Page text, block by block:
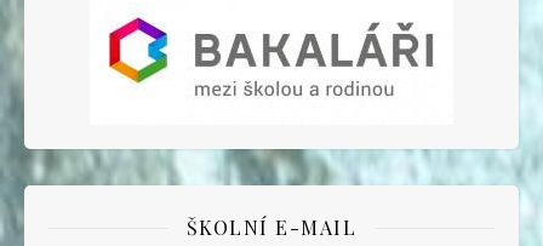
ŠKOLNÍ E-MAIL